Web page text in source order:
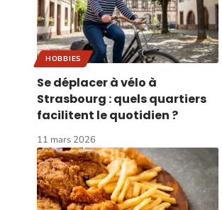
HOBBIES
Se déplacer à vélo à
Strasbourg : quels quartiers
facilitent le quotidien ?
11 mars 2026